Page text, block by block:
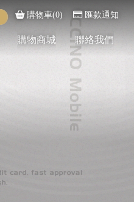
購物車(0) 匯款通知
購物商城 聯絡我們